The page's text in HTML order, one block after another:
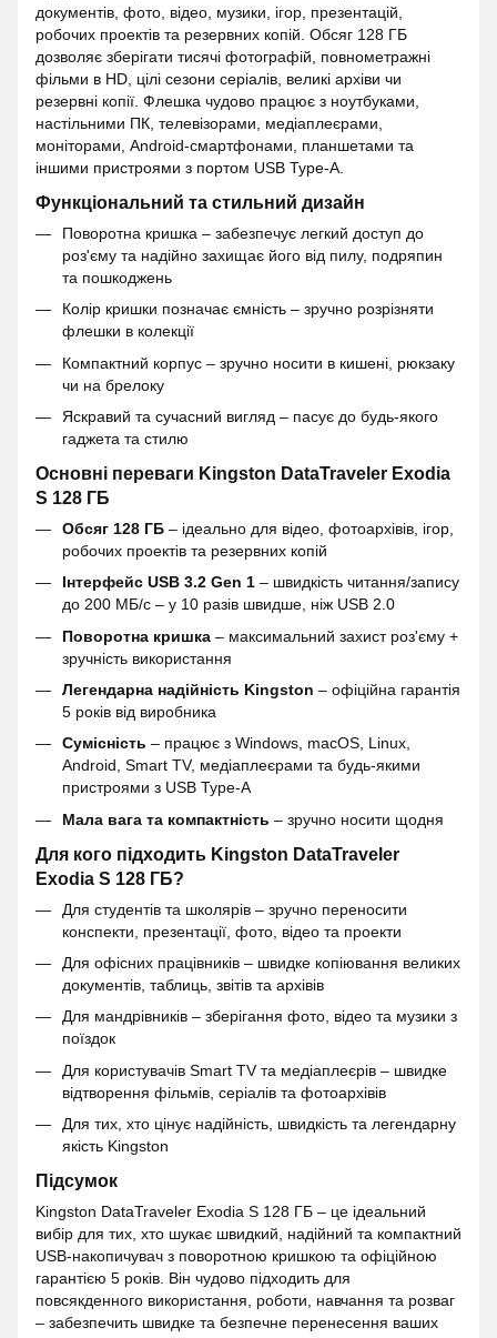
документів, фото, відео, музики, ігор, презентацій,
робочих проектів та резервних копій. Обсяг 128 ГБ
дозволяє зберігати тисячі фотографій, повнометражні
фільми в HD, цілі сезони серіалів, великі архіви чи
резервні копії. Флешка чудово працює з ноутбуками,
настільними ПК, телевізорами, медіаплеєрами,
моніторами, Android-смартфонами, планшетами та
іншими пристроями з портом USB Type-A.
Функціональний та стильний дизайн
Поворотна кришка – забезпечує легкий доступ до
роз'єму та надійно захищає його від пилу, подряпин
та пошкоджень
Колір кришки позначає ємність – зручно розрізняти
флешки в колекції
Компактний корпус – зручно носити в кишені, рюкзаку
чи на брелоку
Яскравий та сучасний вигляд – пасує до будь-якого
гаджета та стилю
Основні переваги Kingston DataTraveler Exodia
S 128 ГБ
Обсяг 128 ГБ – ідеально для відео, фотоархівів, ігор,
робочих проектів та резервних копій
Інтерфейс USB 3.2 Gen 1 – швидкість читання/запису
до 200 МБ/с – у 10 разів швидше, ніж USB 2.0
Поворотна кришка – максимальний захист роз'єму +
зручність використання
Легендарна надійність Kingston – офіційна гарантія
5 років від виробника
Сумісність – працює з Windows, macOS, Linux,
Android, Smart TV, медіаплеєрами та будь-якими
пристроями з USB Type-A
Мала вага та компактність – зручно носити щодня
Для кого підходить Kingston DataTraveler
Exodia S 128 ГБ?
Для студентів та школярів – зручно переносити
конспекти, презентації, фото, відео та проекти
Для офісних працівників – швидке копіювання великих
документів, таблиць, звітів та архівів
Для мандрівників – зберігання фото, відео та музики з
поїздок
Для користувачів Smart TV та медіаплеєрів – швидке
відтворення фільмів, серіалів та фотоархівів
Для тих, хто цінує надійність, швидкість та легендарну
якість Kingston
Підсумок
Kingston DataTraveler Exodia S 128 ГБ – це ідеальний
вибір для тих, хто шукає швидкий, надійний та компактний
USB-накопичувач з поворотною кришкою та офіційною
гарантією 5 років. Він чудово підходить для
повсякденного використання, роботи, навчання та розваг
– забезпечить швидке та безпечне перенесення ваших